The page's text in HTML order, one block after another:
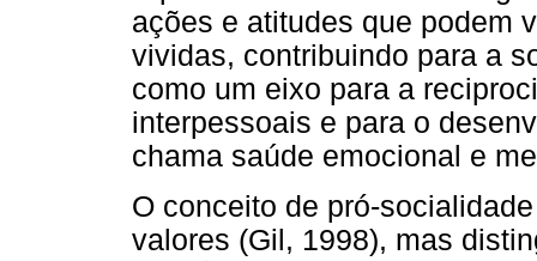
ações e atitudes que podem
vividas, contribuindo para a
como um eixo para a
interpessoais e para o
chama saúde emocional e
O conceito de pró-
valores (Gil, 1998), mas